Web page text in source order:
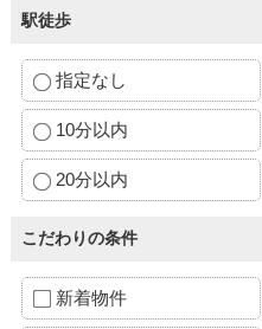
駅徒歩
指定なし
10分以内
20分以内
こだわりの条件
新着物件